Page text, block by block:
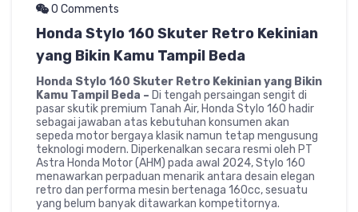
0 Comments
Honda Stylo 160 Skuter Retro Kekinian
yang Bikin Kamu Tampil Beda
Honda Stylo 160 Skuter Retro Kekinian yang Bikin
Kamu Tampil Beda – Di tengah persaingan sengit di
pasar skutik premium Tanah Air, Honda Stylo 160 hadir
sebagai jawaban atas kebutuhan konsumen akan
sepeda motor bergaya klasik namun tetap mengusung
teknologi modern. Diperkenalkan secara resmi oleh PT
Astra Honda Motor (AHM) pada awal 2024, Stylo 160
menawarkan perpaduan menarik antara desain elegan
retro dan performa mesin bertenaga 160cc, sesuatu
yang belum banyak ditawarkan kompetitornya.